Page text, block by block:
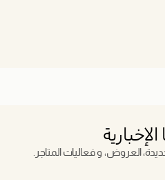
العروض، و فعاليات المتاجر.